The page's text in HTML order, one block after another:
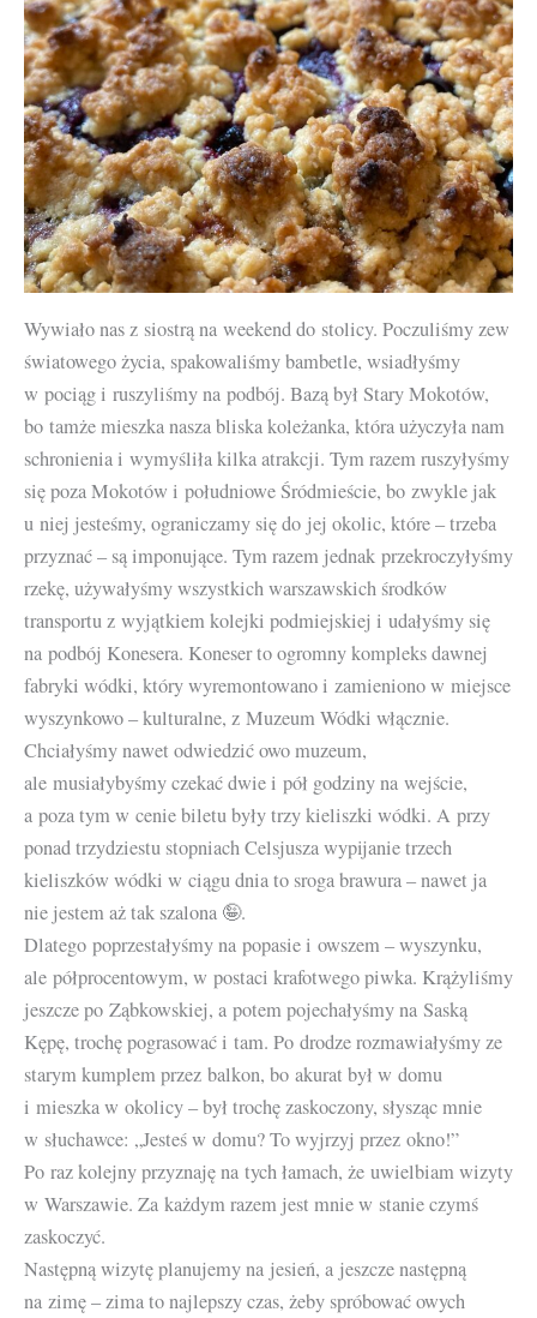
Wywiało nas z siostrą na weekend do stolicy. Poczuliśmy zew
światowego życia, spakowaliśmy bambetle, wsiadłyśmy
w pociąg i ruszyliśmy na podbój. Bazą był Stary Mokotów,
bo tamże mieszka nasza bliska koleżanka, która użyczyła nam
schronienia i wymyśliła kilka atrakcji. Tym razem ruszyłyśmy
się poza Mokotów i południowe Śródmieście, bo zwykle jak
u niej jesteśmy, ograniczamy się do jej okolic, które – trzeba
przyznać – są imponujące. Tym razem jednak przekroczyłyśmy
rzekę, używałyśmy wszystkich warszawskich środków
transportu z wyjątkiem kolejki podmiejskiej i udałyśmy się
na podbój Konesera. Koneser to ogromny kompleks dawnej
fabryki wódki, który wyremontowano i zamieniono w miejsce
wyszynkowo – kulturalne, z Muzeum Wódki włącznie.
Chciałyśmy nawet odwiedzić owo muzeum,
ale musiałybyśmy czekać dwie i pół godziny na wejście,
a poza tym w cenie biletu były trzy kieliszki wódki. A przy
ponad trzydziestu stopniach Celsjusza wypijanie trzech
kieliszków wódki w ciągu dnia to sroga brawura – nawet ja
nie jestem aż tak szalona 🤪.
Dlatego poprzestałyśmy na popasie i owszem – wyszynku,
ale półprocentowym, w postaci krafotwego piwka. Krążyliśmy
jeszcze po Ząbkowskiej, a potem pojechałyśmy na Saską
Kępę, trochę pograsować i tam. Po drodze rozmawiałyśmy ze
starym kumplem przez balkon, bo akurat był w domu
i mieszka w okolicy – był trochę zaskoczony, słysząc mnie
w słuchawce: „Jesteś w domu? To wyjrzyj przez okno!”
Po raz kolejny przyznaję na tych łamach, że uwielbiam wizyty
w Warszawie. Za każdym razem jest mnie w stanie czymś
zaskoczyć.
Następną wizytę planujemy na jesień, a jeszcze następną
na zimę – zima to najlepszy czas, żeby spróbować owych